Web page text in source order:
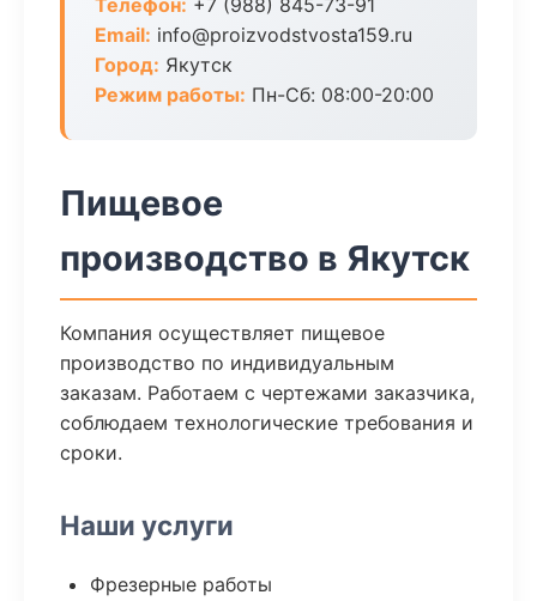
Телефон: +7 (988) 845-73-91
Email: info@proizvodstvosta159.ru
Город: Якутск
Режим работы: Пн-Сб: 08:00-20:00
Пищевое
производство в Якутск
Компания осуществляет пищевое
производство по индивидуальным
заказам. Работаем с чертежами заказчика,
соблюдаем технологические требования и
сроки.
Наши услуги
Фрезерные работы